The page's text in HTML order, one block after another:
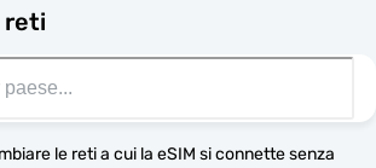
reti
le reti a cui la eSIM si connette senza